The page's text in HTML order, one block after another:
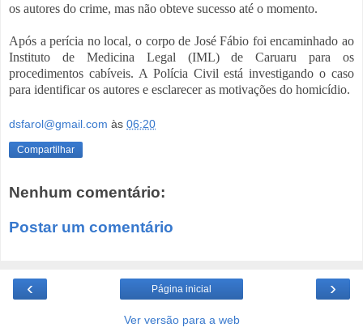
os autores do crime, mas não obteve sucesso até o momento.
Após a perícia no local, o corpo de José Fábio foi encaminhado ao
Instituto de Medicina Legal (IML) de Caruaru para os
procedimentos cabíveis. A Polícia Civil está investigando o caso
para identificar os autores e esclarecer as motivações do homicídio.
dsfarol@gmail.com às 06:20
Compartilhar
Nenhum comentário:
Postar um comentário
‹ ›
Página inicial
Ver versão para a web